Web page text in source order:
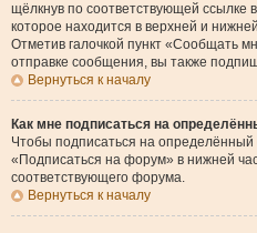
щёлкнув по соответствующей ссылке
которое находится в верхней и
Отметив галочкой пункт «Сообщать
отправке сообщения, вы также
Вернуться к началу
Как мне подписаться на
Чтобы подписаться на
«Подписаться на форум» в нижней
соответствующего форума.
Вернуться к началу